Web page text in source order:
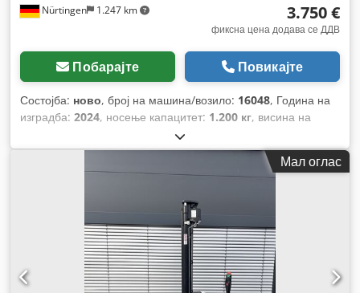
Nürtingen 1.247 km 3.750 €
фиксна цена додава се ДДВ
Побарајте Повикајте
Состојба: ново, број на машина/возило: 16048, Година на
изградба: 2024, носење капацитет: 1.200 кг, висина на
, центар на товарот:
гориво:електричен, тип на јарбол:симплекс, градежна
2.080 мм 24 V, должина на
Мал оглас